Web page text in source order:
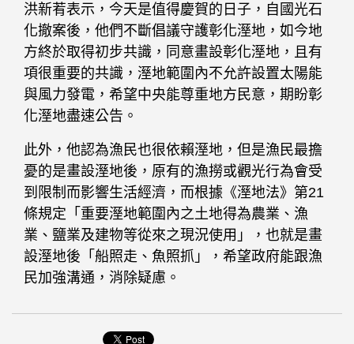
洪新䒴表示，今天是值得慶賀的日子，自國光石
化撤案後，他們不斷倡議守護彰化溼地，如今地
方終於取得初步共識，同意畫設彰化溼地，且有
項很重要的共識，溼地範圍內不允許設置太陽能
與風力發電，希望中央能尊重地方民意，期盼彰
化溼地盡速公告。
此外，他認為漁民也很依賴溼地，但是漁民最擔
憂的是畫設溼地後，原有的漁撈或觀光行為會受
到限制而影響生活經濟，而根據《溼地法》第21
條規定「重要溼地範圍內之土地得為農業、漁
業、鹽業及建物等從來之現況使用」，也就是畫
設溼地後「船照走、魚照抓」，希望政府能跟漁
民加強溝通，消除疑慮。